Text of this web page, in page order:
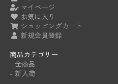
マイページ
お気に入り
ショッピングカート
新規会員登録
商品カテゴリー
- 全商品
- 新入荷